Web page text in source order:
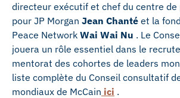
directeur exécutif et chef du centre
pour JP Morgan Jean Chanté et la
Peace Network Wai Wai Nu . Le
jouera un rôle essentiel dans le
mentorat des cohortes de leaders
liste complète du Conseil consultatif
mondiaux de McCain ici .